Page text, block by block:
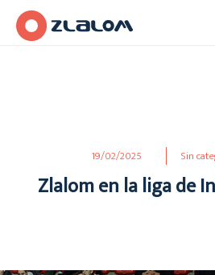
19/02/2025 Sin
Zlalom en la liga de